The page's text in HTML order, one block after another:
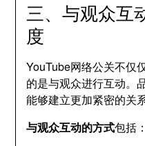
三、与观众互
度
YouTube网络公关不仅
的是与观众进行互动。
能够建立更加紧密的关
与观众互动的方式包括：